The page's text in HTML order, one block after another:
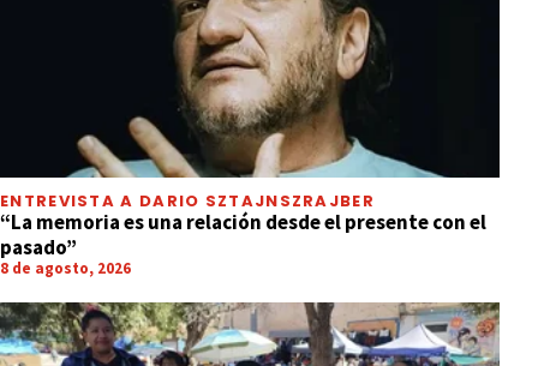
ENTREVISTA A DARIO SZTAJNSZRAJBER
“La memoria es una relación desde el presente con el
pasado”
8 de agosto, 2026